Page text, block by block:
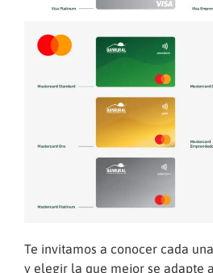
Te invitamos a conocer cada
y elegir la que mejor se adapte